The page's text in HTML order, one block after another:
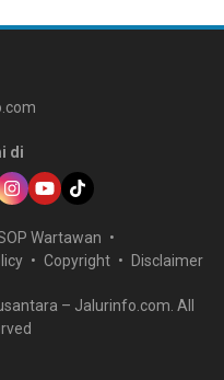
di
Wartawan
Copyright Disclaimer
– Jalurinfo.com. All